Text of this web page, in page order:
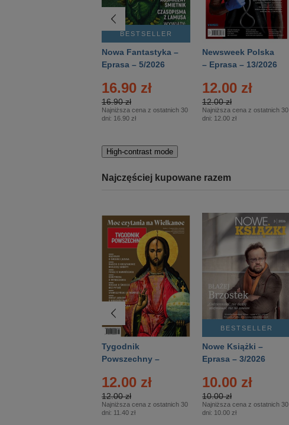
BESTSELLER
Nowa Fantastyka –
Eprasa – 5/2026
16.90 zł
16.90 zł
Najniższa cena z ostatnich 30
dni: 16.90 zł
Newsweek Polska
– Eprasa – 13/2026
12.00 zł
12.00 zł
Najniższa cena z ostatnich 30
dni: 12.00 zł
High-contrast mode
Najczęściej kupowane razem
Tygodnik
Powszechny –
12.00 zł
12.00 zł
Najniższa cena z ostatnich 30
dni: 11.40 zł
BESTSELLER
Nowe Książki –
Eprasa – 3/2026
10.00 zł
10.00 zł
Najniższa cena z ostatnich 30
dni: 10.00 zł